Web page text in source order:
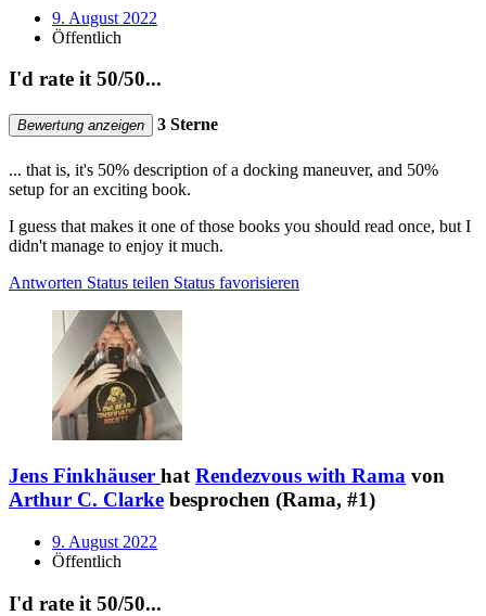
9. August 2022
Öffentlich
I'd rate it 50/50...
Bewertung anzeigen 3 Sterne
... that is, it's 50% description of a docking maneuver, and 50%
setup for an exciting book.
I guess that makes it one of those books you should read once, but I
didn't manage to enjoy it much.
Antworten Status teilen Status favorisieren
Jens Finkhäuser hatRendezvous with Rama von
Arthur C. Clarke besprochen (Rama, #1)
9. August 2022
Öffentlich
I'd rate it 50/50...